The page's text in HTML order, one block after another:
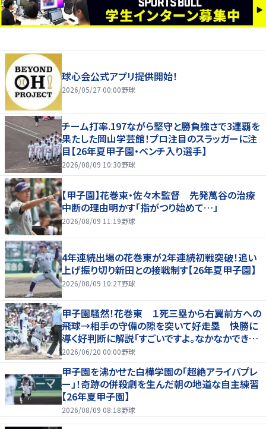
球心会公式アプリ提供開始！
2026/05/27 00:00野球
チーム打率.197ながら堅守と勝負強さで3連覇を
果たした岡山学芸館！プロ注目のスラッガーに注
目【26年夏甲子園・ベンチ入り選手】
2026/08/09 10:30野球
【甲子園】花巻東・佐々木監督 先発萬谷の治療
中断の理由明かす「指がつり始めて…」
2026/08/09 11:19野球
4年連続出場の花巻東が2年連続初戦突破！追い
上げ振り切り新田との接戦制す【26年夏甲子園】
2026/08/09 10:27野球
甲子園騒然！花巻東 １死三塁から右翼前方への
飛球→相手の守備の隙を突いて好走塁 快勝に
導く好判断に解説「すごいですよ。なかなかできな
いプレー」
2026/06/20 00:00野球
甲子園を沸かせた白樺学園の「超絶アライバプレ
ー」！奇跡の併殺劇を生んだ朝の地道な自主練習
【26年夏甲子園】
2026/08/09 08:18野球